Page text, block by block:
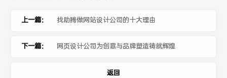
上一篇： 找助腾做网站设计公司的十大理由
下一篇： 网页设计公司为创意与品牌塑造铸就辉煌
返回